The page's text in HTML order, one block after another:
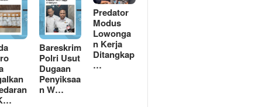
Bareskrim
Polri Usut
Dugaan
Penyiksaa
n W…
Predator
Modus
Lowonga
n Kerja
Ditangkap
…